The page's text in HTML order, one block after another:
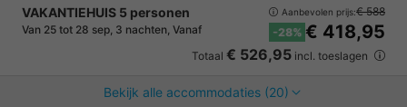
VAKANTIEHUIS 5 personen
Van 25 tot 28 sep, 3 nachten, Vanaf
Aanbevolen prijs:€ 588
-28% € 418,95
Totaal € 526,95 incl. toeslagen
Bekijk alle accommodaties (20)